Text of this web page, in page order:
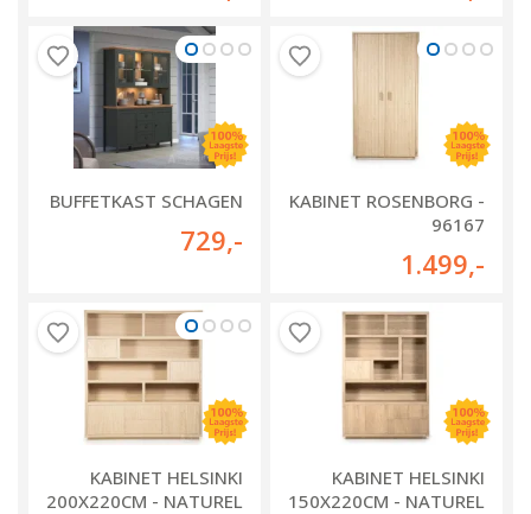
BUFFETKAST SCHAGEN
729,-
KABINET ROSENBORG -
96167
1.499,-
KABINET HELSINKI
200X220CM - NATUREL
KABINET HELSINKI
150X220CM - NATUREL